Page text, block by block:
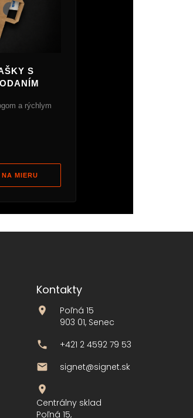
S
a rýchlym
MIERU
Kontakty
Poľná 15
903 01, Senec
+421 2 4592 79 53
signet@signet.sk
Centrálny sklad
Poľná 15,